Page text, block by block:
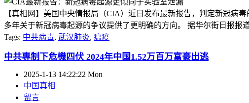
【真相网】美国中央情报局（CIA）近日发布最新报告，判定新冠病
多年关于新冠病毒起源的争议提供了更明确的方向。 据华尔街日报
Tags: 中共病毒, 武汉肺炎, 瘟疫
中共專制下危機四伏 2024年中国1.52万百万富豪出逃
2025-1-13 14:22:22 Mon
中国真相
留言